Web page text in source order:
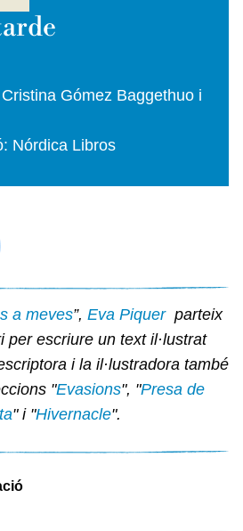
Gómez Baggethuo i
Nórdica Libros
a meves”, Eva Piquer parteix
per escriure un text il·lustrat
i la il·lustradora també
"Evasions", "Presa de
" i "Hivernacle".